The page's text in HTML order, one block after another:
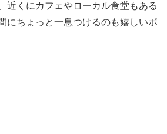
近くにカフェやローカル食堂もある
にちょっと一息つけるのも嬉しいポ